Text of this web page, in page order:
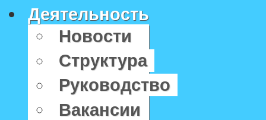
Деятельность
Новости
Структура
Руководство
Вакансии